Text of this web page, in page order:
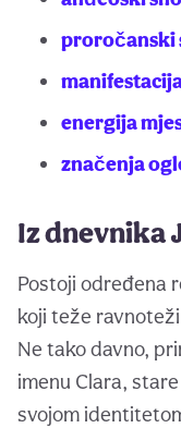
proročanski
energija
značenja
Iz dnevnika
Postoji određena
koji teže
Ne tako davno,
imenu Clara,
svojom